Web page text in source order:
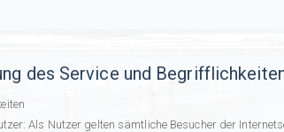
des Service und
Als Nutzer gelten sämtliche Besucher der